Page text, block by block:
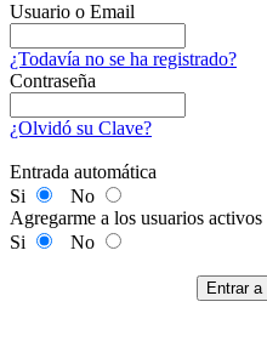
Usuario o Email
¿Todavía no se ha registrado?
Contraseña
¿Olvidó su Clave?
Entrada automática
Si
No
Agregarme a los usuarios activos
Si
No
Entrar